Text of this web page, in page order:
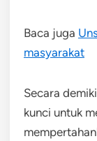
Baca juga
masyarakat
Secara
kunci untuk